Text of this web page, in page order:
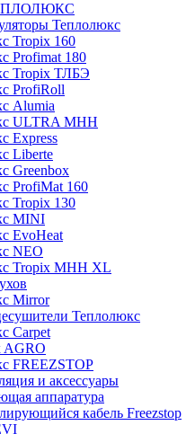
Теплолюкс
Tropix 160
Profimat 180
Tropix ТЛБЭ
ProfiRoll
Alumia
ULTRA МНН
Express
Liberte
Greenbox
ProfiMat 160
Tropix 130
MINI
EvoHeat
NEO
Tropix МНН XL
Mirror
Теплолюкс
Carpet
AGRO
FREEZSTOP
и аксессуары
аппаратура
кабель Freezstop